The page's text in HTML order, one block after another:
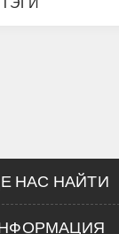
НАС НАЙТИ